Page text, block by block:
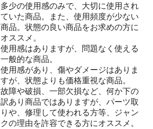
多少の使用感のみで、大切に使用され
ていた商品。また、使用頻度が少ない
商品。状態の良い商品をお求めの方に
オススメ。
使用感はありますが、問題なく使える
一般的な商品。
使用感があり、傷やダメージはありま
すが、状態よりも価格重視な商品。
故障や破損、一部欠損など、何か下の
訳あり商品ではありますが、パーツ取
りや、修理して使われる方等、ジャン
クの理由を許容できる方にオススメ。